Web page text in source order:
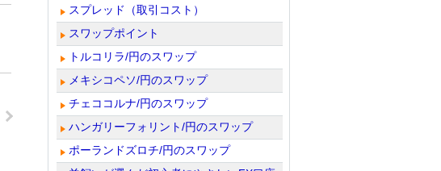
スプレッド（取引コスト）
スワップポイント
トルコリラ/円のスワップ
メキシコペソ/円のスワップ
チェココルナ/円のスワップ
ハンガリーフォリント/円のスワップ
ポーランドズロチ/円のスワップ